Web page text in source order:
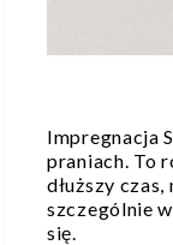
Impregnacja
praniach. To
dłuższy
szczególnie
się.